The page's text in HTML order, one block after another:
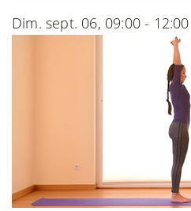
Dim. sept. 06, 09:00 - 12:00